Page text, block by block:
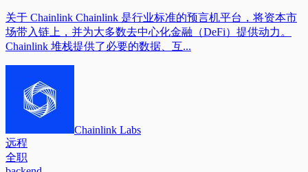
关于 Chainlink Chainlink 是行业标准的预言机平台，将资本市
场带入链上，并为大多数去中心化金融（DeFi）提供动力。
Chainlink 堆栈提供了必要的数据、互...
Chainlink Labs
远程
全职